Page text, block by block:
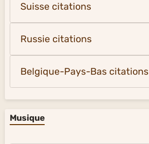
Suisse citations
Russie citations
Belgique-Pays-Bas citations
Musique